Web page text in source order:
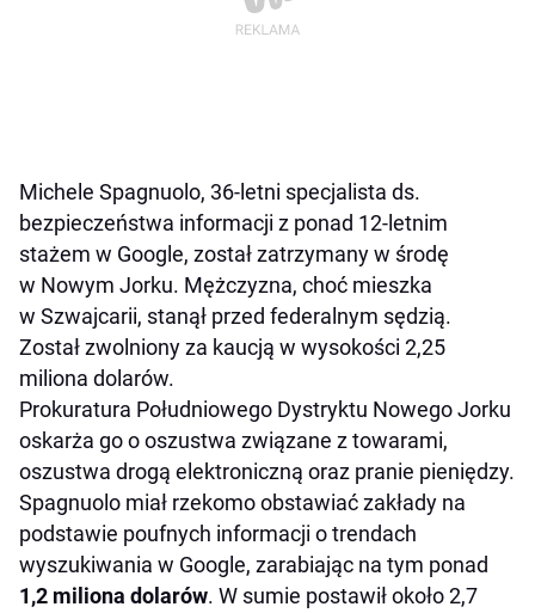
Michele Spagnuolo, 36-letni specjalista ds.
bezpieczeństwa informacji z ponad 12-letnim
stażem w Google, został zatrzymany w środę
w Nowym Jorku. Mężczyzna, choć mieszka
w Szwajcarii, stanął przed federalnym sędzią.
Został zwolniony za kaucją w wysokości 2,25
miliona dolarów.
Prokuratura Południowego Dystryktu Nowego Jorku
oskarża go o oszustwa związane z towarami,
oszustwa drogą elektroniczną oraz pranie pieniędzy.
Spagnuolo miał rzekomo obstawiać zakłady na
podstawie poufnych informacji o trendach
wyszukiwania w Google, zarabiając na tym ponad
1,2 miliona dolarów. W sumie postawił około 2,7